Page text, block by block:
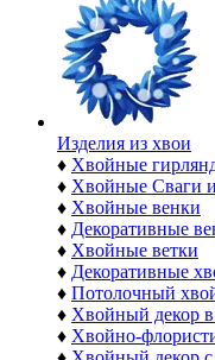
Изделия из хвои
♦ Хвойные
♦ Хвойные Сваги
♦ Хвойные венки
♦ Декоративные
♦ Хвойные ветки
♦ Декоративные
♦ Потолочный
♦ Хвойный декор
♦ Хвойно-